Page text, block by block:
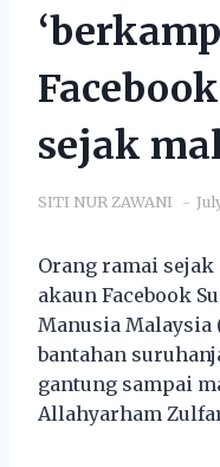
sejak
SITI NUR ZAWANI
Orang ramai
akaun Facebook
Manusia Malaysia
bantahan
gantung sampai
Allahyarham